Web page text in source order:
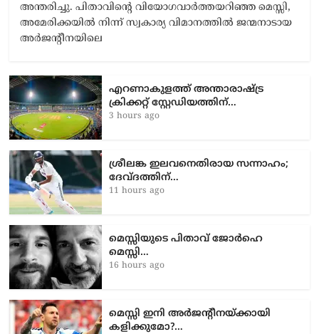
അന്തരിച്ചു. പിതാവിന്റെ വിയോഗവാർത്തയറിഞ്ഞ മെസ്സി,
അമേരിക്കയിൽ നിന്ന് സ്വകാര്യ വിമാനത്തിൽ ജന്മനാടായ
അർജന്റീനയിലെ
എറണാകുളത്ത് അന്താരാഷ്ട്ര
ക്രിക്കറ്റ് സ്റ്റേഡിയത്തിന്…
3 hours ago
ശ്രീലങ്ക ഇലവനെതിരായ സന്നാഹം;
ദേവ്ദത്തിന്…
11 hours ago
മെസ്സിയുടെ പിതാവ് ജോർഹെ
മെസ്സി…
16 hours ago
മെസ്സി ഇനി അർജന്റീനയ്ക്കായി
കളിക്കുമോ?…